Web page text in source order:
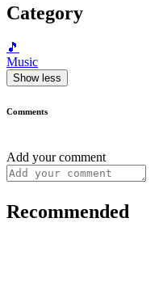
Category
🎵
Music
Show less
Comments
Add your comment
Recommended